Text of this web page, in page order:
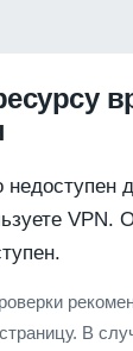
VPN.
В